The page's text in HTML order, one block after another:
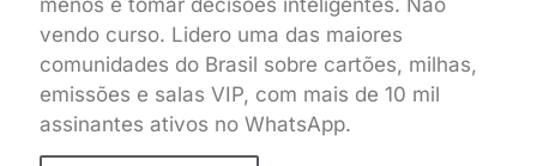
vendo curso. Lidero uma das maiores
comunidades do Brasil sobre cartões, milhas,
emissões e salas VIP, com mais de 10 mil
assinantes ativos no WhatsApp.